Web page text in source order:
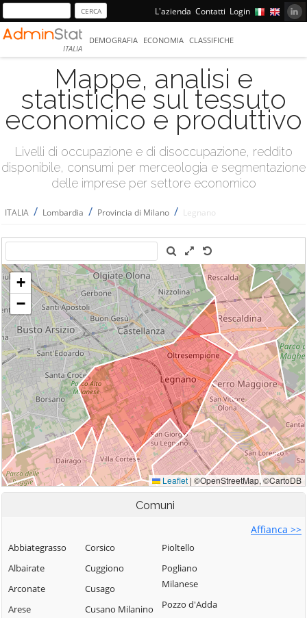
L'azienda Contatti Login
ITALIA
DEMOGRAFIA ECONOMIA CLASSIFICHE
Mappe, analisi e
statistiche sul tessuto
economico e produttivo
Livelli di occupazione e di disoccupazione, reddito
disponibile, consumi per merceologia e segmentazione
delle imprese per settore economico
ITALIA / Lombardia / Provincia di Milano / Legnano
Comuni
Affianca >>
Abbiategrasso
Albairate
Arconate
Arese
Corsico
Cuggiono
Cusago
Cusano Milanino
Pioltello
Pogliano
Milanese
Pozzo d'Adda